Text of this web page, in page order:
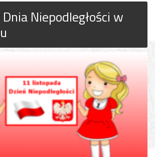
Niepodległości w